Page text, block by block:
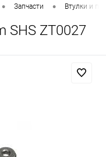
• Запчасти • Втулки и
SHS ZT0027